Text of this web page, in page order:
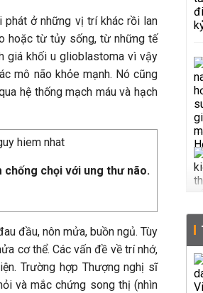
phát ở những vị trí khác rồi lan
hoặc từ tủy sống, từ những tế
giá khối u glioblastoma vì vậy
mô não khỏe mạnh. Nó cũng
hệ thống mạch máu và hạch
chống chọi với ung thư não.
đầu, nôn mửa, buồn ngủ. Tùy
cơ thể. Các vấn đề về trí nhớ,
Trường hợp Thượng nghị sĩ
và mắc chứng song thị (nhìn